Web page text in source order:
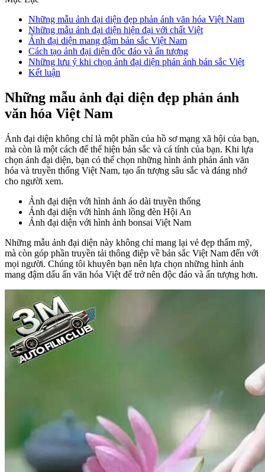
Những mẫu ảnh đại diện đẹp phản ánh văn hóa Việt Nam
Những mẫu ảnh đại diện hiện đại với chất Việt
Ảnh đại diện mang đậm bản sắc Việt Nam
Cách tạo ảnh đại diện độc đáo và ấn tượng
Những lưu ý khi chọn ảnh đại diện phản ánh bản sắc Việt
Kết luận
Những mẫu ảnh đại diện đẹp phản ánh
văn hóa Việt Nam
Ảnh đại diện không chỉ là một phần của hồ sơ mạng xã hội của bạn,
mà còn là một cách để thể hiện bản sắc và cá tính của bạn. Khi lựa
chọn ảnh đại diện, bạn có thể chọn những hình ảnh phản ánh văn
hóa và truyền thống Việt Nam, tạo ấn tượng sâu sắc và đáng nhớ
cho người xem.
Ảnh đại diện với hình ảnh áo dài truyền thống
Ảnh đại diện với hình ảnh lồng đèn Hội An
Ảnh đại diện với hình ảnh bonsai Việt Nam
Những mẫu ảnh đại diện này không chỉ mang lại vẻ đẹp thẩm mỹ,
mà còn góp phần truyền tải thông điệp về bản sắc Việt Nam đến với
mọi người. Chúng tôi khuyên bạn nên lựa chọn những hình ảnh
mang đậm dấu ấn văn hóa Việt để trở nên độc đáo và ấn tượng hơn.